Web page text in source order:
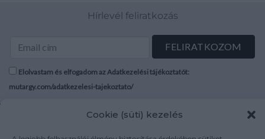
Cookie (süti) kezelés
hangszertörténeti fotó-
Szeredi-Saupe Gusztáv
(1909-1988)
zenepedagógus, zenei
amerikai zenetörténész,
elnöke. Oldalszámozáson
belül gazdag
hangszertörténeti fotó- és
rajzanyaggal. Prov.: Szeredi-
Hírlevél feliratkozás
Elolvastam és elfogadom az Adatkezelési tájékoztatót:
mutargy.com/adatkezelesi-tajekoztato/
Áraink